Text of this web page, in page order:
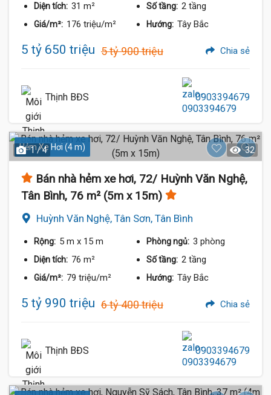
Diện tích: 31 m² Số tầng: 2 tầng
Giá/m²: 176 triệu/m² Hướng: Tây Bắc
5 tỷ 650 triệu 5 tỷ 900 triệu Chia sẻ
Thịnh BĐS 0903394679
Hẻm Xe Hơi (4 m)
1 / 4 32
Bán nhà hẻm xe hơi, 72/ Huỳnh Văn Nghệ,
Tân Bình, 76 m² (5m x 15m)
Huỳnh Văn Nghệ, Tân Sơn, Tân Bình
Rộng: 5 m x 15 m Phòng ngủ: 3 phòng
Diện tích: 76 m² Số tầng: 2 tầng
Giá/m²: 79 triệu/m² Hướng: Tây Bắc
5 tỷ 990 triệu 6 tỷ 400 triệu Chia sẻ
Thịnh BĐS 0903394679